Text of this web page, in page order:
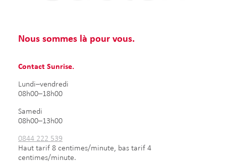
Nous sommes là pour vous.
Contact Sunrise.
Lundi–vendredi
08h00–18h00
Samedi
08h00–13h00
0844 222 539
Haut tarif 8 centimes/minute, bas tarif 4
centimes/minute.